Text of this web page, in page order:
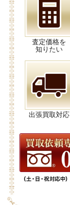
査定価格を
知りたい
出張買取対応